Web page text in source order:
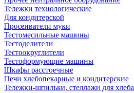
Тележки технологические
Для кондитерской
Просеиватели муки
Тестомесильные машины
Тестоделители
Тестоокруглители
Тестоформующие машины
Шкафы расстоечные
Печи хлебопекарные и кондитерские
Тележки-шпильки, стеллажи для хлеба